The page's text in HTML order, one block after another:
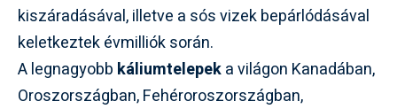
kiszáradásával, illetve a sós vizek bepárlódásával
keletkeztek évmilliók során.
A legnagyobb káliumtelepeka világon Kanadában,
Oroszországban, Fehéroroszországban,